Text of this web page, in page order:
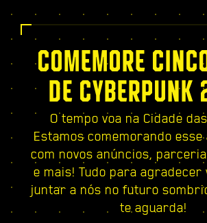
COMEMORE
DE
O tempo voa na Cidade
Estamos comemorando
com novos anúncios,
e mais! Tudo para agradecer
juntar a nós no futuro
te aguarda!